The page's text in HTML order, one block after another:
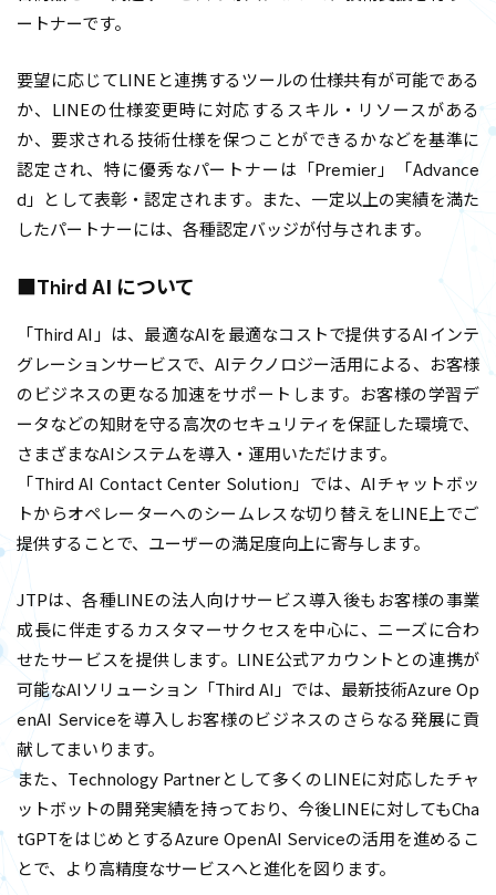
ートナーです。
要望に応じてLINEと連携するツールの仕様共有が可能である
か、LINEの仕様変更時に対応するスキル・リソースがある
か、要求される技術仕様を保つことができるかなどを基準に
認定され、特に優秀なパートナーは「Premier」「Advance
d」として表彰・認定されます。また、一定以上の実績を満た
したパートナーには、各種認定バッジが付与されます。
■Third AI について
「Third AI」は、最適なAIを最適なコストで提供するAIインテ
グレーションサービスで、AIテクノロジー活用による、お客様
のビジネスの更なる加速をサポートします。お客様の学習デ
ータなどの知財を守る高次のセキュリティを保証した環境で、
さまざまなAIシステムを導入・運用いただけます。
「Third AI Contact Center Solution」では、AIチャットボッ
トからオペレーターへのシームレスな切り替えをLINE上でご
提供することで、ユーザーの満足度向上に寄与します。
JTPは、各種LINEの法人向けサービス導入後もお客様の事業
成長に伴走するカスタマーサクセスを中心に、ニーズに合わ
せたサービスを提供します。LINE公式アカウントとの連携が
可能なAIソリューション「Third AI」では、最新技術Azure Op
enAI Serviceを導入しお客様のビジネスのさらなる発展に貢
献してまいります。
また、Technology Partnerとして多くのLINEに対応したチャ
ットボットの開発実績を持っており、今後LINEに対してもCha
tGPTをはじめとするAzure OpenAI Serviceの活用を進めるこ
とで、より高精度なサービスへと進化を図ります。